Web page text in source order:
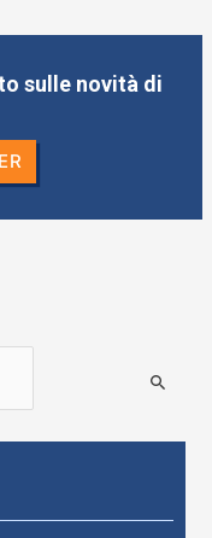
sulle novità di